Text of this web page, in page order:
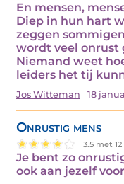
En mensen,
Diep in hun hart
zeggen
wordt veel onrust
Niemand weet
leiders het tij
Jos Witteman 18
Onrustig mens
3.5 met
Je bent zo
ook aan jezelf